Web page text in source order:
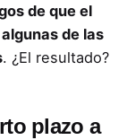
de que el
de las
. ¿El resultado?
plazo a